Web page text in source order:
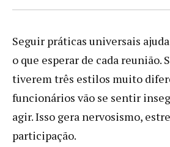
Seguir práticas universais ajuda
o que esperar de cada reunião.
tiverem três estilos muito
funcionários vão se sentir
agir. Isso gera nervosismo,
participação.